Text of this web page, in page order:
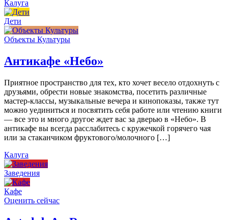
Калуга
Дети
Объекты Культуры
Антикафе «Небо»
Приятное пространство для тех, кто хочет весело отдохнуть с
друзьями, обрести новые знакомства, посетить различные
мастер-классы, музыкальные вечера и кинопоказы, также тут
можно уединиться и посвятить себя работе или чтению книги
— все это и много другое ждет вас за дверью в «Небо». В
антикафе вы всегда расслабитесь с кружечкой горячего чая
или за стаканчиком фруктового/молочного […]
Калуга
Заведения
Кафе
Оценить сейчас